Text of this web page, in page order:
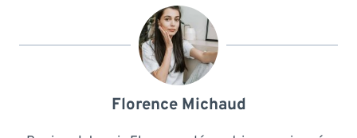
Florence Michaud